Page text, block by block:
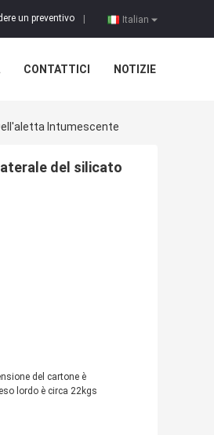
Italian
un preventivo
CONTATTICI NOTIZIE
Intumescente
del silicato
del cartone è
lordo è circa 22kgs